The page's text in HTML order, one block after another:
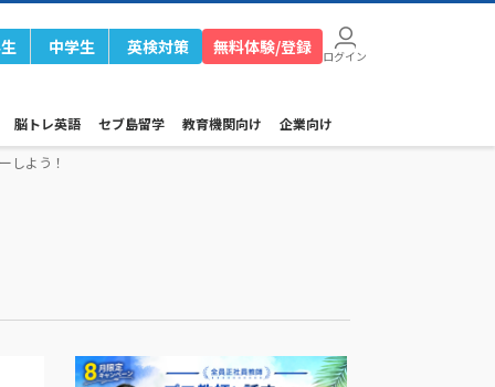
中学生 英検対策 無料体験/登録 ログイン
脳トレ英語 セブ島留学 教育機関向け 企業向け
しよう！